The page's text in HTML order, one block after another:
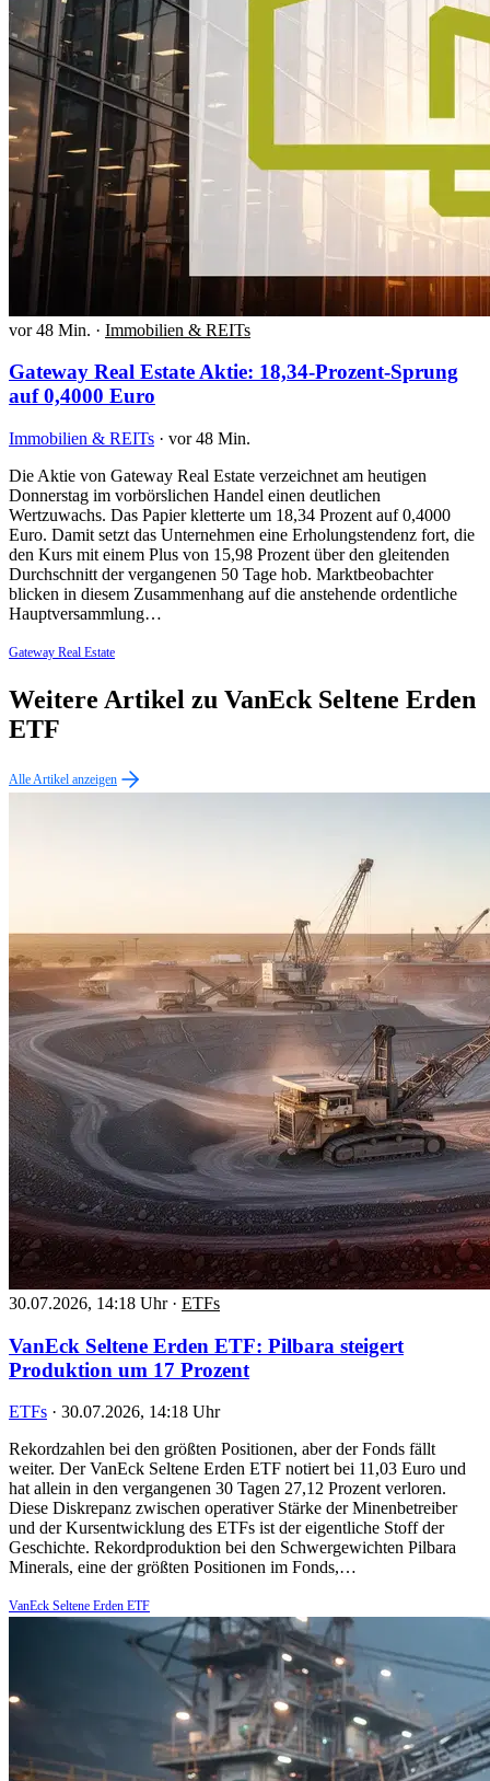
vor 48 Min. · Immobilien & REITs
Gateway Real Estate Aktie: 18,34-Prozent-Sprung
auf 0,4000 Euro
Immobilien & REITs · vor 48 Min.
Die Aktie von Gateway Real Estate verzeichnet am heutigen
Donnerstag im vorbörslichen Handel einen deutlichen
Wertzuwachs. Das Papier kletterte um 18,34 Prozent auf 0,4000
Euro. Damit setzt das Unternehmen eine Erholungstendenz fort, die
den Kurs mit einem Plus von 15,98 Prozent über den gleitenden
Durchschnitt der vergangenen 50 Tage hob. Marktbeobachter
blicken in diesem Zusammenhang auf die anstehende ordentliche
Hauptversammlung…
Gateway Real Estate
Weitere Artikel zu VanEck Seltene Erden
ETF
Alle Artikel anzeigen
30.07.2026, 14:18 Uhr · ETFs
VanEck Seltene Erden ETF: Pilbara steigert
Produktion um 17 Prozent
ETFs · 30.07.2026, 14:18 Uhr
Rekordzahlen bei den größten Positionen, aber der Fonds fällt
weiter. Der VanEck Seltene Erden ETF notiert bei 11,03 Euro und
hat allein in den vergangenen 30 Tagen 27,12 Prozent verloren.
Diese Diskrepanz zwischen operativer Stärke der Minenbetreiber
und der Kursentwicklung des ETFs ist der eigentliche Stoff der
Geschichte. Rekordproduktion bei den Schwergewichten Pilbara
Minerals, eine der größten Positionen im Fonds,…
VanEck Seltene Erden ETF